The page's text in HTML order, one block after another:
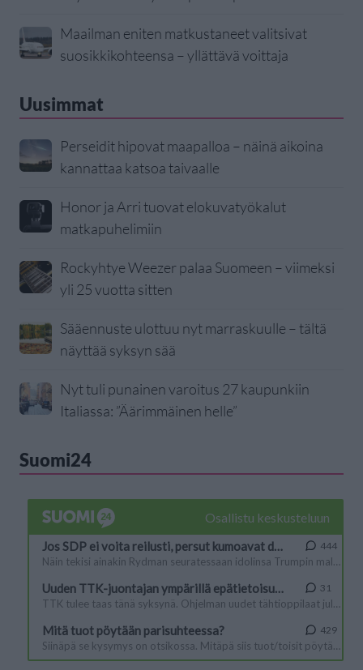
Maailman eniten matkustaneet valitsivat
suosikkikohteensa – yllättävä voittaja
Uusimmat
Perseidit hipovat maapalloa – näinä aikoina
kannattaa katsoa taivaalle
Honor ja Arri tuovat elokuvatyökalut
matkapuhelimiin
Rockyhtye Weezer palaa Suomeen – viimeksi
yli 25 vuotta sitten
Sääennuste ulottuu nyt marraskuulle – tältä
näyttää syksyn sää
Nyt tuli punainen varoitus 27 kaupunkiin
Italiassa: ”Äärimmäinen helle”
Suomi24